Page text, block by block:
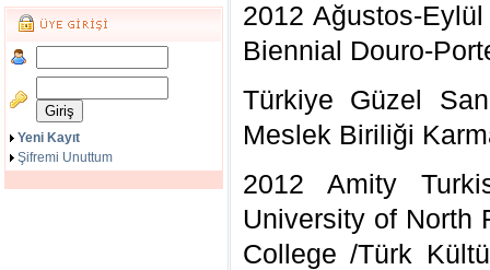
Yeni Kayıt
Şifremi Unuttum
2012 Ağustos-
Biennial Douro-
Türkiye Güzel
Meslek Biriliği
2012 Amity
University of North
College /Türk